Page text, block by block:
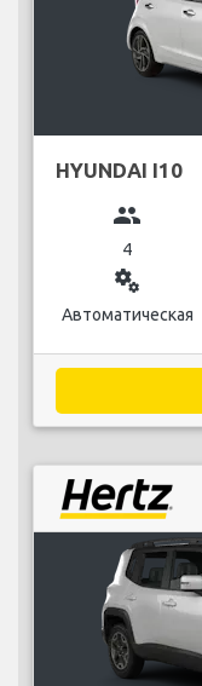
HYUNDAI I10
group
4
miscellaneous_services
Автоматическая